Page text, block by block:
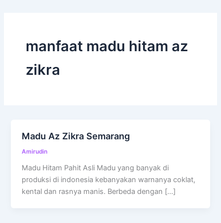
manfaat madu hitam az
zikra
Madu Az Zikra Semarang
Amirudin
Madu Hitam Pahit Asli Madu yang banyak di
produksi di indonesia kebanyakan warnanya coklat,
kental dan rasnya manis. Berbeda dengan […]